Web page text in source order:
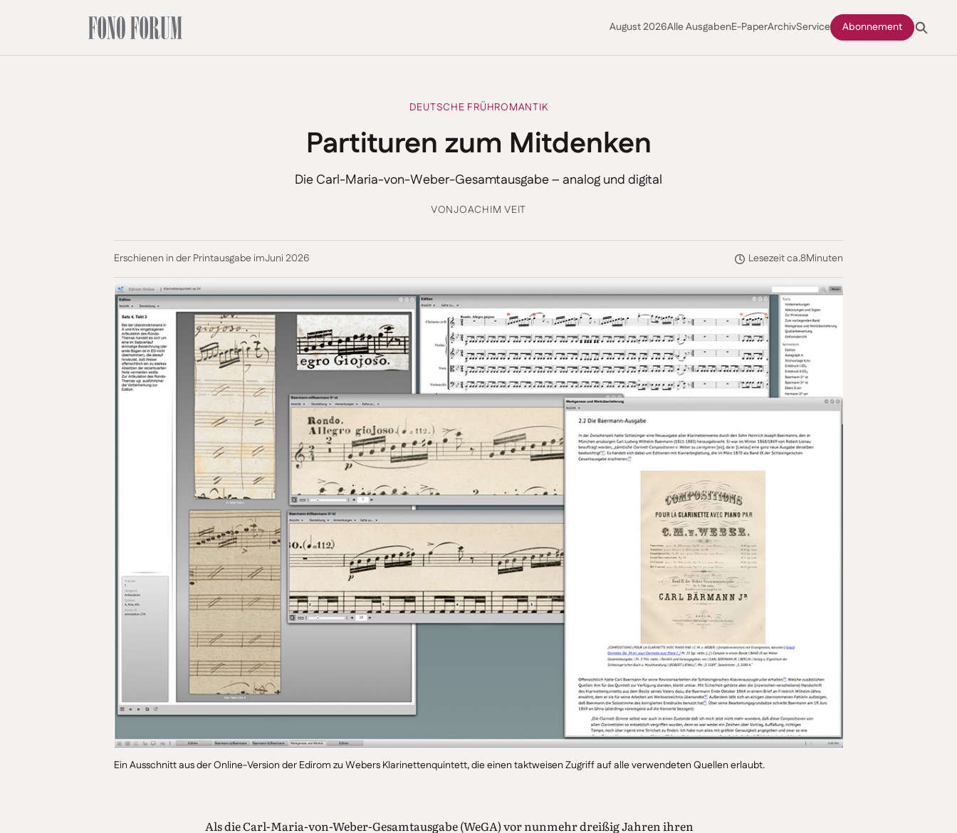
August 2026Alle AusgabenE-PaperArchivService Abonnement
DEUTSCHE FRÜHROMANTIK
Partituren zum Mitdenken
Die Carl-Maria-von-Weber-Gesamtausgabe – analog und digital
VONJOACHIM VEIT
Erschienen in der Printausgabe imJuni 2026 Lesezeit ca.8Minuten
Ein Ausschnitt aus der Online-Version der Edirom zu Webers Klarinettenquintett, die einen taktweisen Zugriff auf alle verwendeten Quellen erlaubt.
Als die Carl-Maria-von-Weber-Gesamtausgabe (WeGA) vor nunmehr dreißig Jahren ihren